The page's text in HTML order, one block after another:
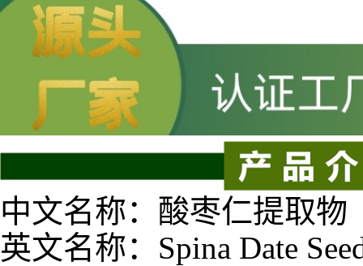
中文名称：酸枣仁提取物
英文名称：Spina Date